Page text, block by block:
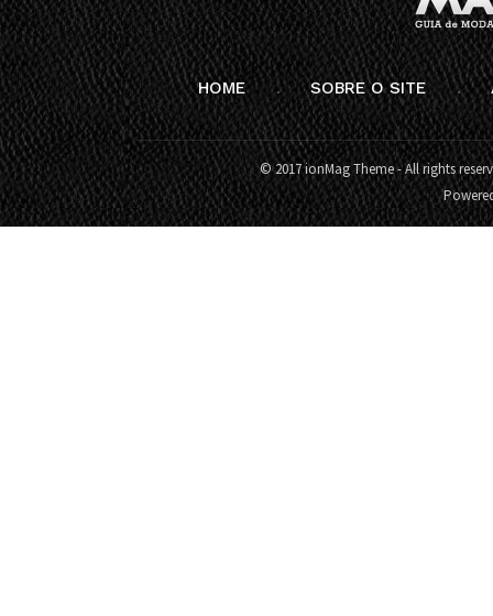
HOME SOBRE O SITE
© 2017 ionMag Theme - All rights